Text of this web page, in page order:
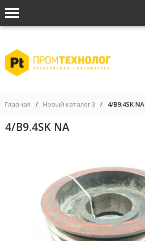
Главная / Новый каталог 3 / 4/B9.4SK NA
4/B9.4SK NA